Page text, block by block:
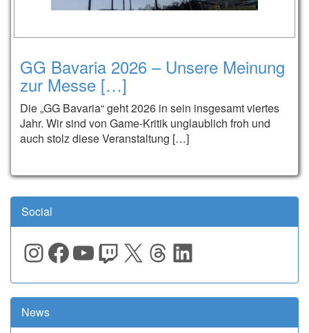
GG Bavaria 2026 – Unsere Meinung
zur Messe […]
Die „GG Bavaria“ geht 2026 in sein insgesamt viertes
Jahr. Wir sind von Game-Kritik unglaublich froh und
auch stolz diese Veranstaltung […]
Social
Instagram
Facebook
YouTube
Twitch
X Threads
LinkedIn
News